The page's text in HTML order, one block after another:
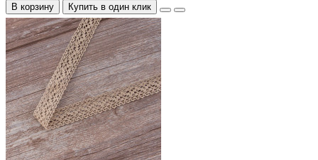
В корзину Купить в один клик